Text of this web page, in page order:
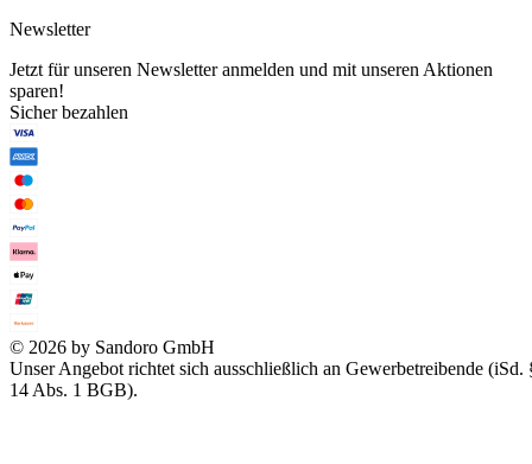
Newsletter
Jetzt für unseren Newsletter anmelden und mit unseren Aktionen
sparen!
Sicher bezahlen
© 2026 by Sandoro GmbH
Unser Angebot richtet sich ausschließlich an Gewerbetreibende (iSd.
14 Abs. 1 BGB).